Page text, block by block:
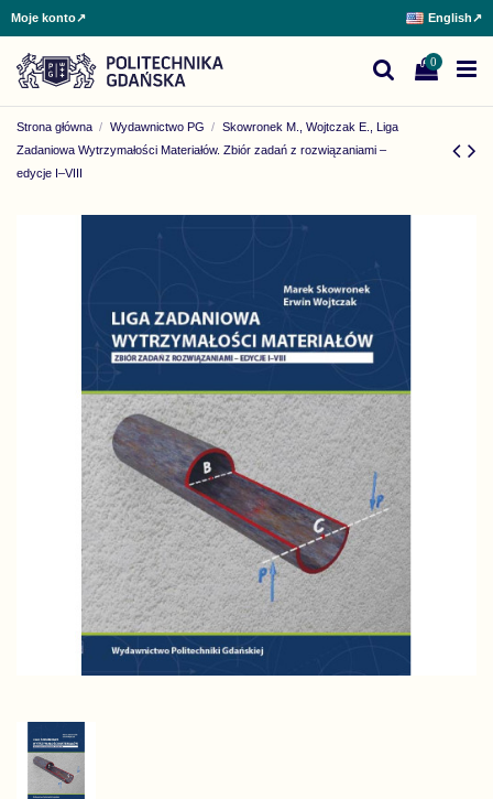
Moje konto↗ English↗
0
Strona główna Wydawnictwo PG
Skowronek M., Wojtczak E., Liga
Zadaniowa Wytrzymałości Materiałów. Zbiór zadań z rozwiązaniami –
edycje I–VIII